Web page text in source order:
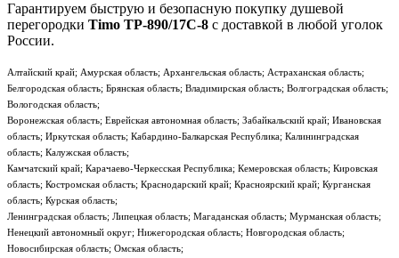
Гарантируем быструю и безопасную покупку душевой
перегородки Timo TP-890/17C-8 с доставкой в любой уголок
России.
Алтайский край; Амурская область; Архангельская область; Астраханская область;
Белгородская область; Брянская область; Владимирская область; Волгоградская область;
Вологодская область;
Воронежская область; Еврейская автономная область; Забайкальский край; Ивановская
область; Иркутская область; Кабардино-Балкарская Республика; Калининградская
область; Калужская область;
Камчатский край; Карачаево-Черкесская Республика; Кемеровская область; Кировская
область; Костромская область; Краснодарский край; Красноярский край; Курганская
область; Курская область;
Ленинградская область; Липецкая область; Магаданская область; Мурманская область;
Ненецкий автономный округ; Нижегородская область; Новгородская область;
Новосибирская область; Омская область;